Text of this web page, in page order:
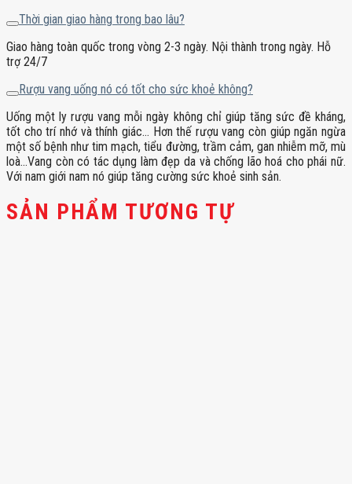
Thời gian giao hàng trong bao lâu?
Giao hàng toàn quốc trong vòng 2-3 ngày. Nội thành trong ngày. Hỗ
trợ 24/7
Rượu vang uống nó có tốt cho sức khoẻ không?
Uống một ly rượu vang mỗi ngày không chỉ giúp tăng sức đề kháng,
tốt cho trí nhớ và thính giác… Hơn thế rượu vang còn giúp ngăn ngừa
một số bệnh như tim mạch, tiểu đường, trầm cảm, gan nhiễm mỡ, mù
loà…Vang còn có tác dụng làm đẹp da và chống lão hoá cho phái nữ.
Với nam giới nam nó giúp tăng cường sức khoẻ sinh sản.
SẢN PHẨM TƯƠNG TỰ